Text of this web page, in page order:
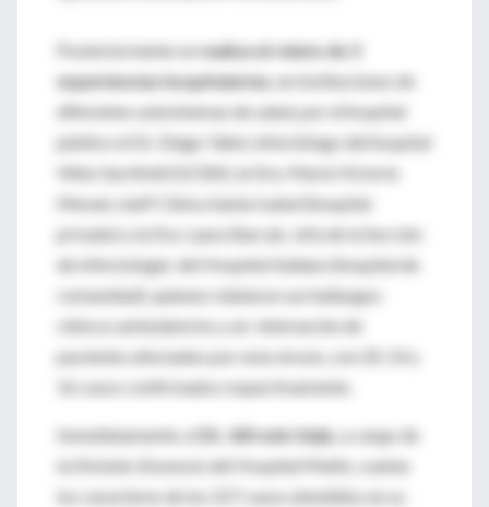
Posteriormente serealiza el relato de 3
experiencias hospitalarias, en instituciones de
diferentes subsistemas de salud, por el hospital
público el Dr. Diego Yahni, infectólogo del hospital
Vélez Sarsfield (GCBA), la Dra. María Victoria
Merani, staff Clínica Santa Isabel (hospital
privado) y la Dra. Laura Barcán, Jefa de la Sección
de Infectología del Hospital Italiano (hospital de
comunidad), quienes relataron sus hallazgos
clínicos ambulatorios y en internación de
pacientes afectados por esta virosis, con 20, 14 y
16 casos confirmados respectivamente.
Inmediatamente, elDr. Alfredo Seijo , a cargo de
la División Zoonosis del Hospital Muñiz, cuenta
los caracteres de los 227 casos atendidos en su